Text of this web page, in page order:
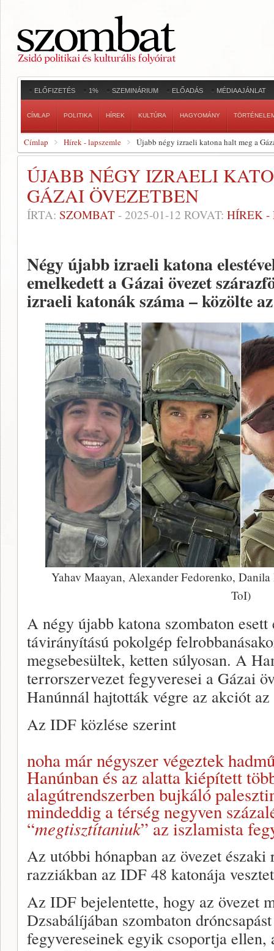
ELŐFIZETÉS 1% SZEMINÁRIUM ELŐADÁS MÉDIAAJÁNLAT
CÍMLAP POLITIKA HÍREK KULTÚRA HAGYOMÁNY
Címlap Hírek - lapszemle Újabb négy izraeli katona halt meg a
ÚJABB NÉGY IZRAELI
GÁZAI ÖVEZETBEN
ÍRTA: SZOMBAT - 2025-01-12 ROVAT: HÍREK -
Négy újabb izraeli katona
emelkedett a Gázai övezet
izraeli katonák száma – közölte
Yahav Maayan, Alexander Fedorenko,
ToI)
A négy újabb katona szombaton
távirányítású pokolgép
megsebesültek, ketten súlyosan. A
terrorszervezet fegyveresei a Gázai
Hanúnnál hajtották végre az akciót
Az IDF közlése szerint
noha már négyszer végeztek
Hanúnban és az alatta kiépített
alagútrendszerben bujkáló
mindeddig a térség negyven
“megtisztítaniuk” az iszlamista
Az utóbbi hónapban az övezet
razziákban az IDF 48 katonája
Az IDF bejelentette, hogy az övezet
Dzsabálíjában szombaton
fegyvereseinek egyik csoportja